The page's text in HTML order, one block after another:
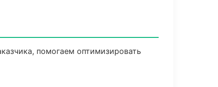
помогаем оптимизировать